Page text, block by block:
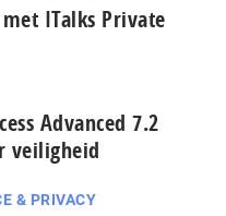
ITalks Private
Advanced 7.2
veiligheid
& PRIVACY